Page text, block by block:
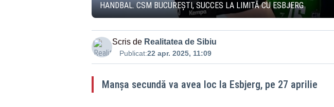
HANDBAL. CSM BUCUREȘTI, SUCCES LA LIMITĂ CU ESBJERG
Scris de Realitatea de Sibiu
Publicat:22 apr. 2025, 11:09
Manșa secundă va avea loc la Esbjerg, pe 27 aprilie